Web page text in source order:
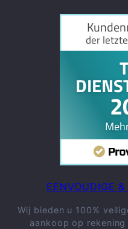
EENVOUDIGE
Wij bieden u 100%
aankoop op